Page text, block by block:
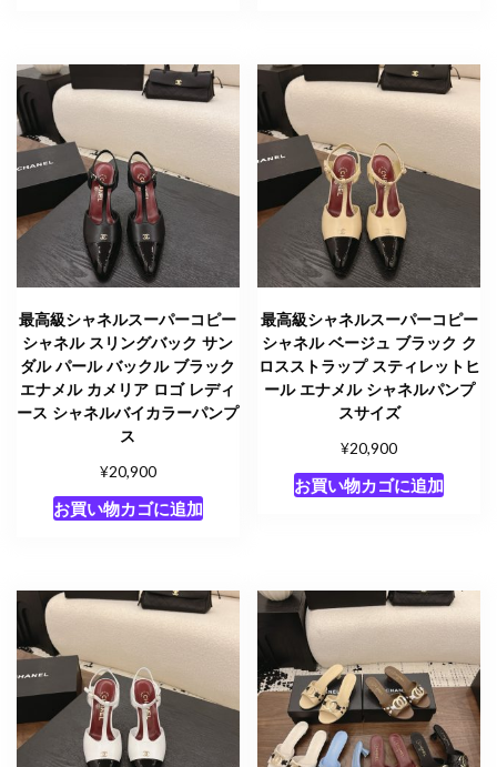
最高級シャネルスーパーコピー
シャネル スリングバック サン
ダル パール バックル ブラック
エナメル カメリア ロゴ レディ
ース シャネルバイカラーパンプ
ス
¥20,900
お買い物カゴに追加
最高級シャネルスーパーコピー
シャネル ベージュ ブラック ク
ロスストラップ スティレットヒ
ール エナメル シャネルパンプ
スサイズ
¥20,900
お買い物カゴに追加